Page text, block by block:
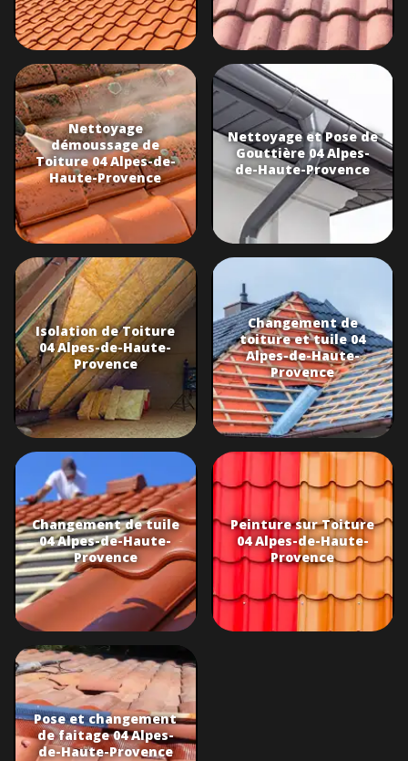
Nettoyage
démoussage de
Toiture 04 Alpes-de-
Haute-Provence
Nettoyage et Pose de
Gouttière 04 Alpes-
de-Haute-Provence
Isolation de Toiture
04 Alpes-de-Haute-
Provence
Changement de
toiture et tuile 04
Alpes-de-Haute-
Provence
Changement de tuile
04 Alpes-de-Haute-
Provence
Peinture sur Toiture
04 Alpes-de-Haute-
Provence
Pose et changement
de faitage 04 Alpes-
de-Haute-Provence